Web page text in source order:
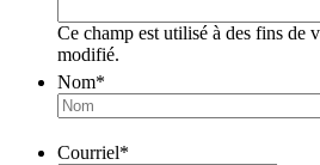
Ce champ est utilisé à des fins de
modifié.
Nom*
Courriel*